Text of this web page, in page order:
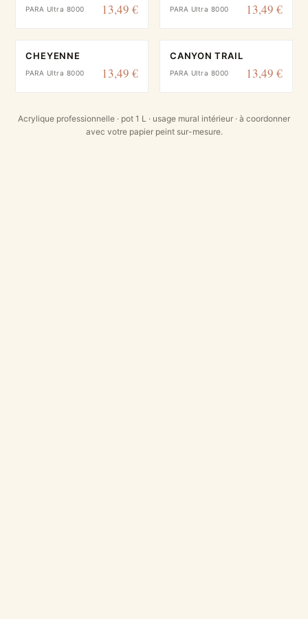
PARA Ultra 8000 13,49 € PARA Ultra 8000 13,49 €
CHEYENNE
PARA Ultra 8000 13,49 €
CANYON TRAIL
PARA Ultra 8000 13,49 €
Acrylique professionnelle · pot 1 L · usage mural intérieur · à coordonner
avec votre papier peint sur-mesure.